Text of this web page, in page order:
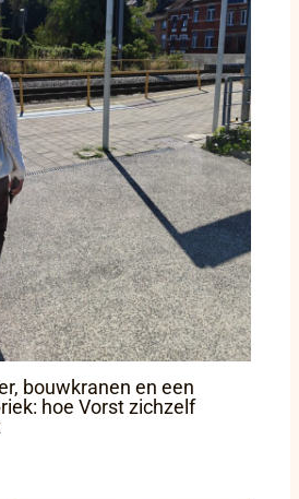
bouwkranen en een
hoe Vorst zichzelf